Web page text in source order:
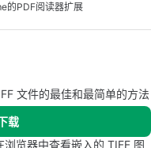
的PDF阅读器扩展
文件的最佳和最简单的方法
载
览器中查看嵌入的 TIFF 图